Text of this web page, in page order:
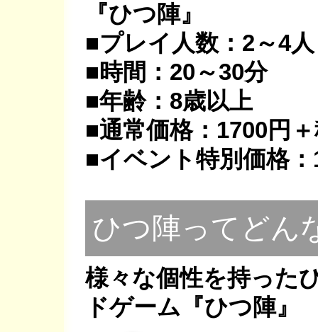
『ひつ陣』
■プレイ人数：2～4人
■時間：20～30分
■年齢：8歳以上
■通常価格：1700円
■イベント特別価格
ひつ陣ってどん
様々な個性を持った
ドゲーム『ひつ陣』